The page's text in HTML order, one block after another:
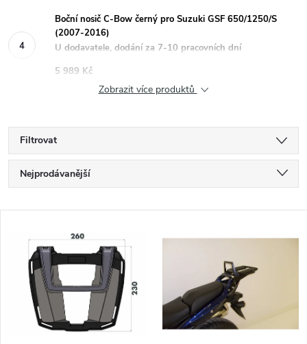
Boční nosič C-Bow černý pro Suzuki GSF 650/1250/S
(2007-2016)
U dodavatele, dodání za 7-10 pracovních dní
5 989 Kč
Zobrazit více produktů
Filtrovat
Ř
a
Nejprodávanější
Abecedně